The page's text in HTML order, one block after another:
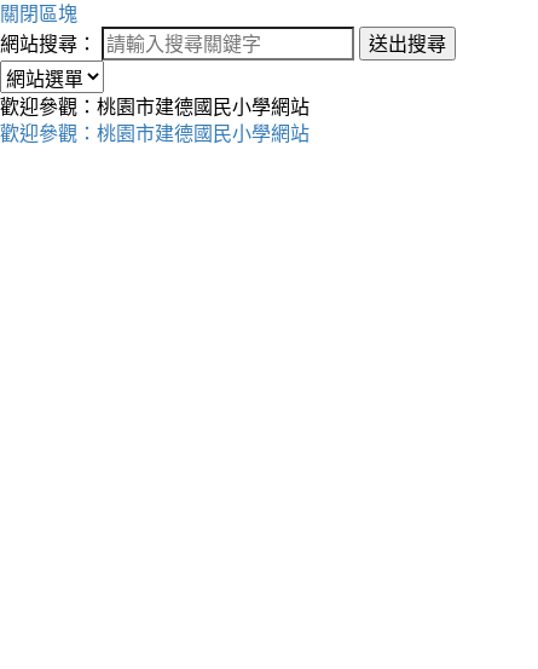
關閉區塊
網站搜尋：
送出搜尋
歡迎參觀：桃園市建德國民小學網站
歡迎參觀：桃園市建德國民小學網站